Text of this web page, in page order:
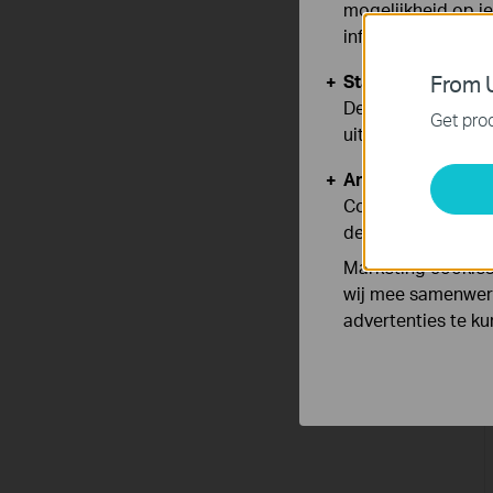
From
Get
mogelijkheid op
informatie.
Standaard
Deze cookies zijn
uitgeschakeld.
Analyse en
Cookies voor
de functionaliteit
Marketing
wij mee
advertenties te